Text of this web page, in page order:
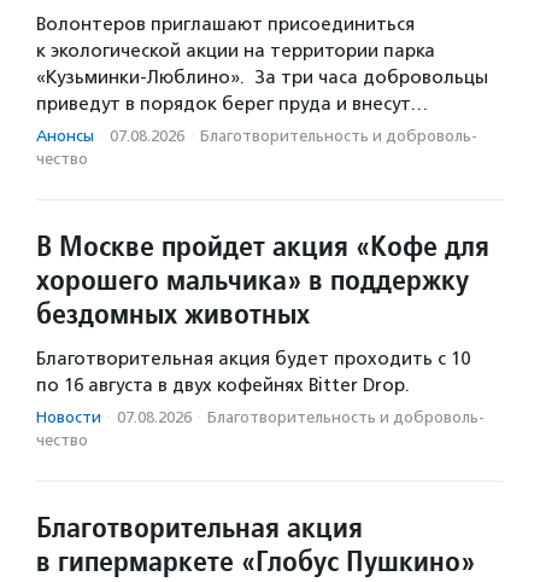
Волонтеров приглашают присоединиться
к экологической акции на территории парка
«Кузьминки-Люблино». За три часа добровольцы
приведут в порядок берег пруда и внесут…
Анонсы · 07.08.2026 · Благотвори­тель­ность и доброволь­
чест­во
В Москве пройдет акция «Кофе для
хорошего мальчика» в поддержку
бездомных животных
Благотворительная акция будет проходить с 10
по 16 августа в двух кофейнях Bitter Drop.
Новости · 07.08.2026 · Благотвори­тель­ность и доброволь­
чест­во
Благотворительная акция
в гипермаркете «Глобус Пушкино»